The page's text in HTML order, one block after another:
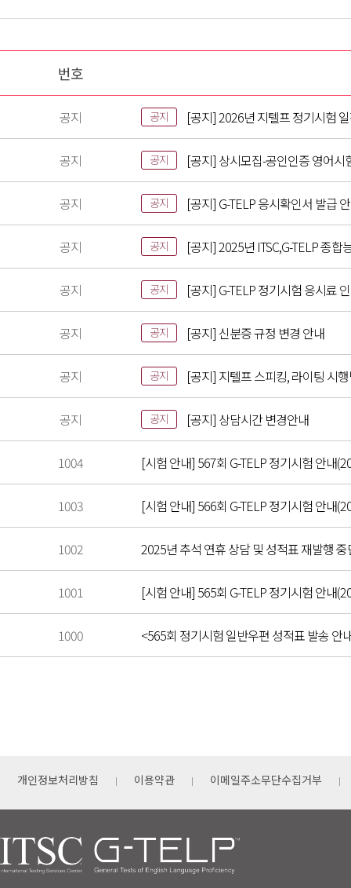
번호
공지 공지 [공지] 2026년 지텔프 정기시험
공지 공지 [공지] 상시모집-공인인증 영어시
공지 공지 [공지] G-TELP 응시확인서 발급
공지 공지 [공지] 2025년 ITSC,G-TELP 종합
공지 공지 [공지] G-TELP 정기시험 응시료
공지 공지 [공지] 신분증 규정 변경 안내
공지 공지 [공지] 지텔프 스피킹, 라이팅 시
공지 공지 [공지] 상담시간 변경안내
1004 [시험 안내] 567회 G-TELP 정기시험 안내
1003 [시험 안내] 566회 G-TELP 정기시험 안내
1002 2025년 추석 연휴 상담 및 성적표 재발행
1001 [시험 안내] 565회 G-TELP 정기시험 안내
1000 <565회 정기시험 일반우편 성적표 발송 안
개인정보처리방침 이용약관 이메일주소무단수집거부